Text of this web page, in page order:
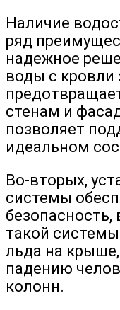
Наличие
ряд
надежное
воды с кровли
стенам и
позволяет
идеальном
Во-вторых,
системы
безопасность,
такой
льда на
падению
колонн.